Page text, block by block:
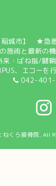
稲城市】 ★急
施術と最新の
・ばね指/腱
、エコーを
042-
ねくら接骨院. All